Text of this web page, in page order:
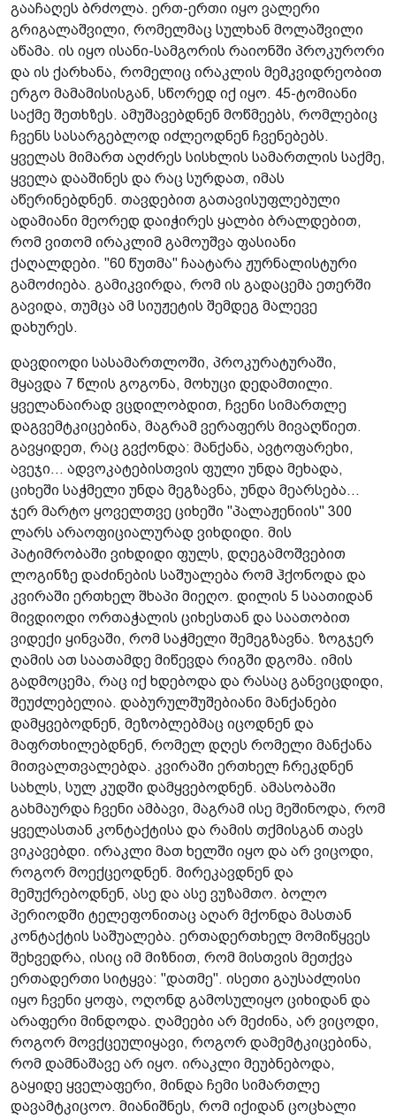
გააჩაღეს ბრძოლა. ერთ-ერთი იყო ვალერი
გრიგალაშვილი, რომელმაც სულხან მოლაშვილი
აწამა. ის იყო ისანი-სამგორის რაიონში პროკურორი
და ის ქარხანა, რომელიც ირაკლის მემკვიდრეობით
ერგო მამამისისგან, სწორედ იქ იყო. 45-ტომიანი
საქმე შეთხზეს. ამუშავებდნენ მოწმეებს, რომლებიც
ჩვენს სასარგებლოდ იძლეოდნენ ჩვენებებს.
ყველას მიმართ აღძრეს სისხლის სამართლის საქმე,
ყველა დააშინეს და რაც სურდათ, იმას
აწერინებდნენ. თავდებით გათავისუფლებული
ადამიანი მეორედ დაიჭირეს ყალბი ბრალდებით,
რომ ვითომ ირაკლიმ გამოუშვა ფასიანი
ქაღალდები. "60 წუთმა" ჩაატარა ჟურნალისტური
გამოძიება. გამიკვირდა, რომ ის გადაცემა ეთერში
გავიდა, თუმცა ამ სიუჟეტის შემდეგ მალევე
დახურეს.
დავდიოდი სასამართლოში, პროკურატურაში,
მყავდა 7 წლის გოგონა, მოხუცი დედამთილი.
ყველანაირად ვცდილობდით, ჩვენი სიმართლე
დაგვემტკიცებინა, მაგრამ ვერაფერს მივაღწიეთ.
გავყიდეთ, რაც გვქონდა: მანქანა, ავტოფარეხი,
ავეჯი... ადვოკატებისთვის ფული უნდა მეხადა,
ციხეში საჭმელი უნდა მეგზავნა, უნდა მეარსება...
ჯერ მარტო ყოველთვე ციხეში "პალაჟენიის" 300
ლარს არაოფიციალურად ვიხდიდი. მის
პატიმრობაში ვიხდიდი ფულს, დღეგამოშვებით
ლოგინზე დაძინების საშუალება რომ ჰქონოდა და
კვირაში ერთხელ შხაპი მიეღო. დილის 5 საათიდან
მივდიოდი ორთაჭალის ციხესთან და საათობით
ვიდექი ყინვაში, რომ საჭმელი შემეგზავნა. ზოგჯერ
ღამის ათ საათამდე მიწევდა რიგში დგომა. იმის
გადმოცემა, რაც იქ ხდებოდა და რასაც განვიცდიდი,
შეუძლებელია. დაბურულშუშებიანი მანქანები
დამყვებოდნენ, მეზობლებმაც იცოდნენ და
მაფრთხილებდნენ, რომელ დღეს რომელი მანქანა
მითვალთვალებდა. კვირაში ერთხელ ჩრეკდნენ
სახლს, სულ კუდში დამყვებოდნენ. ამასობაში
გახმაურდა ჩვენი ამბავი, მაგრამ ისე მეშინოდა, რომ
ყველასთან კონტაქტისა და რამის თქმისგან თავს
ვიკავებდი. ირაკლი მათ ხელში იყო და არ ვიცოდი,
როგორ მოექცეოდნენ. მირეკავდნენ და
მემუქრებოდნენ, ასე და ასე ვუზამთო. ბოლო
პერიოდში ტელეფონითაც აღარ მქონდა მასთან
კონტაქტის საშუალება. ერთადერთხელ მომიწყვეს
შეხვედრა, ისიც იმ მიზნით, რომ მისთვის მეთქვა
ერთადერთი სიტყვა: "დათმე". ისეთი გაუსაძლისი
იყო ჩვენი ყოფა, ოღონდ გამოსულიყო ციხიდან და
არაფერი მინდოდა. ღამეები არ მეძინა, არ ვიცოდი,
როგორ მოვქცეულიყავი, როგორ დამემტკიცებინა,
რომ დამნაშავე არ იყო. ირაკლი მეუბნებოდა,
გაყიდე ყველაფერი, მინდა ჩემი სიმართლე
დავამტკიცოო. მიანიშნეს, რომ იქიდან ცოცხალი